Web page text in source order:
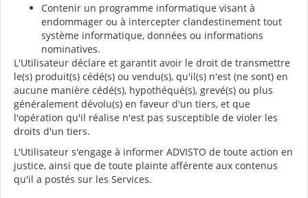
Contenir un programme informatique visant à
endommager ou à intercepter clandestinement tout
système informatique, données ou informations
nominatives.
L'Utilisateur déclare et garantit avoir le droit de transmettre
le(s) produit(s) cédé(s) ou vendu(s), qu'il(s) n'est (ne sont) en
aucune manière cédé(s), hypothéqué(s), grevé(s) ou plus
généralement dévolu(s) en faveur d'un tiers, et que
l'opération qu'il réalise n'est pas susceptible de violer les
droits d'un tiers.
L'Utilisateur s'engage à informer ADVISTO de toute action en
justice, ainsi que de toute plainte afférente aux contenus
qu'il a postés sur les Services.